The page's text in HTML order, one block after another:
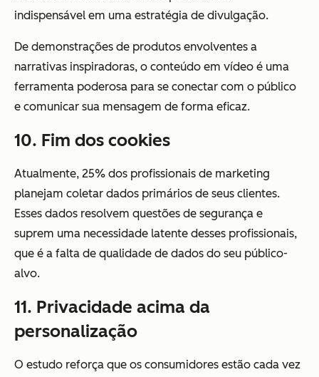
indispensável em uma estratégia de divulgação.
De demonstrações de produtos envolventes a
narrativas inspiradoras, o conteúdo em vídeo é uma
ferramenta poderosa para se conectar com o público
e comunicar sua mensagem de forma eficaz.
10. Fim dos cookies
Atualmente, 25% dos profissionais de marketing
planejam coletar dados primários de seus clientes.
Esses dados resolvem questões de segurança e
suprem uma necessidade latente desses profissionais,
que é a falta de qualidade de dados do seu público-
alvo.
11. Privacidade acima da
personalização
O estudo reforça que os consumidores estão cada vez